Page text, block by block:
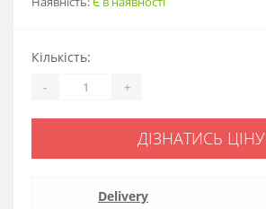
Кількість:
- +
ДІЗНАТИСЬ ЦІНУ
Delivery